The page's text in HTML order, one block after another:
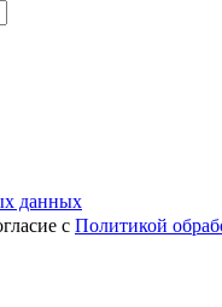
данных
с Политикой